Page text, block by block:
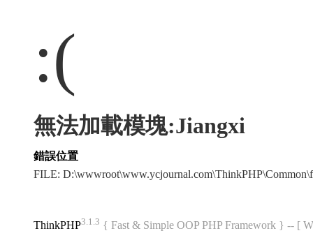
:(
無法加載模塊:Jiangxi
錯誤位置
FILE:
ThinkPHP3.1.3 { Fast & Simple OOP PHP Framework } -- [